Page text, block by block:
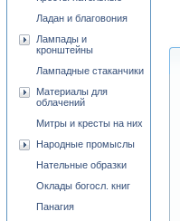
Ладан и благовония
Лампады и
кронштейны
Лампадные стаканчики
Материалы для
облачений
Митры и кресты на них
Народные промыслы
Нательные образки
Оклады богосл. книг
Панагия